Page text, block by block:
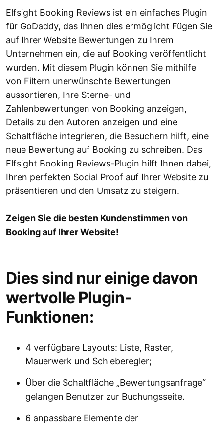
Elfsight Booking Reviews ist ein einfaches Plugin
für GoDaddy, das Ihnen dies ermöglicht Fügen Sie
auf Ihrer Website Bewertungen zu Ihrem
Unternehmen ein, die auf Booking veröffentlicht
wurden. Mit diesem Plugin können Sie mithilfe
von Filtern unerwünschte Bewertungen
aussortieren, Ihre Sterne- und
Zahlenbewertungen von Booking anzeigen,
Details zu den Autoren anzeigen und eine
Schaltfläche integrieren, die Besuchern hilft, eine
neue Bewertung auf Booking zu schreiben. Das
Elfsight Booking Reviews-Plugin hilft Ihnen dabei,
Ihren perfekten Social Proof auf Ihrer Website zu
präsentieren und den Umsatz zu steigern.
Zeigen Sie die besten Kundenstimmen von
Booking auf Ihrer Website!
Dies sind nur einige davon
wertvolle Plugin-
Funktionen:
4 verfügbare Layouts: Liste, Raster,
Mauerwerk und Schieberegler;
Über die Schaltfläche „Bewertungsanfrage“
gelangen Benutzer zur Buchungsseite.
6 anpassbare Elemente der